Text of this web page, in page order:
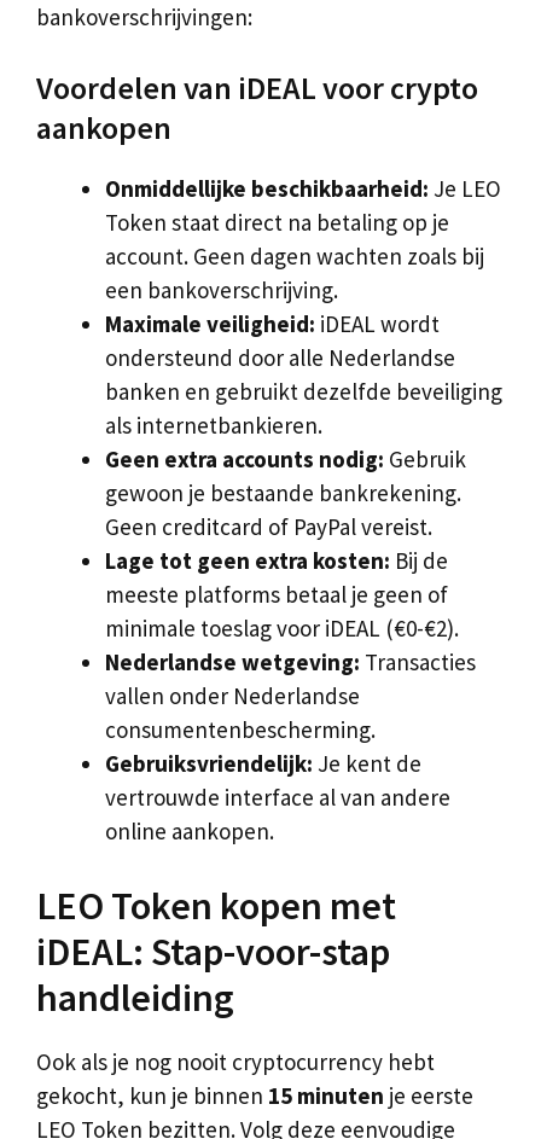
bankoverschrijvingen:
Voordelen van iDEAL voor crypto
aankopen
Onmiddellijke beschikbaarheid: Je LEO
Token staat direct na betaling op je
account. Geen dagen wachten zoals bij
een bankoverschrijving.
Maximale veiligheid: iDEAL wordt
ondersteund door alle Nederlandse
banken en gebruikt dezelfde beveiliging
als internetbankieren.
Geen extra accounts nodig: Gebruik
gewoon je bestaande bankrekening.
Geen creditcard of PayPal vereist.
Lage tot geen extra kosten: Bij de
meeste platforms betaal je geen of
minimale toeslag voor iDEAL (€0-€2).
Nederlandse wetgeving: Transacties
vallen onder Nederlandse
consumentenbescherming.
Gebruiksvriendelijk: Je kent de
vertrouwde interface al van andere
online aankopen.
LEO Token kopen met
iDEAL: Stap-voor-stap
handleiding
Ook als je nog nooit cryptocurrency hebt
gekocht, kun je binnen 15 minuten je eerste
LEO Token bezitten. Volg deze eenvoudige